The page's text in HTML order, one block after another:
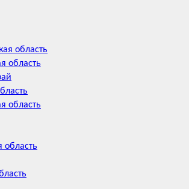
область
область
область
область